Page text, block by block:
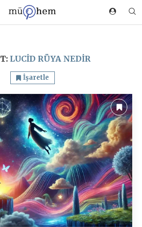
LUCID RÜYA NEDIR
İşaretle